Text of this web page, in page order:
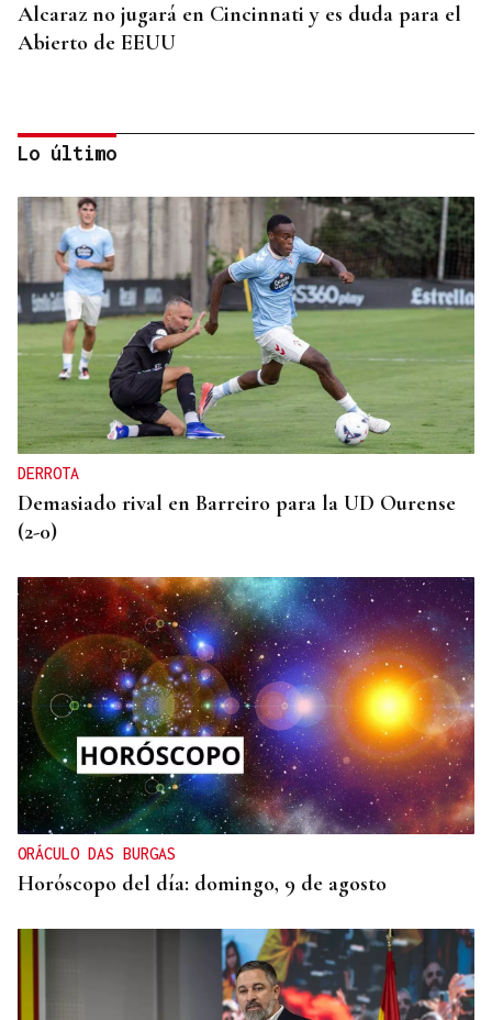
Alcaraz no jugará en Cincinnati y es duda para el
Abierto de EEUU
SUSTITUTO DEL OURENSANO
Vázquez Alvite, nuevo presidente del Comité
Técnico en Galicia
Lo último
DERROTA
Demasiado rival en Barreiro para la UD Ourense
(2-0)
ORÁCULO DAS BURGAS
Horóscopo del día: domingo, 9 de agosto